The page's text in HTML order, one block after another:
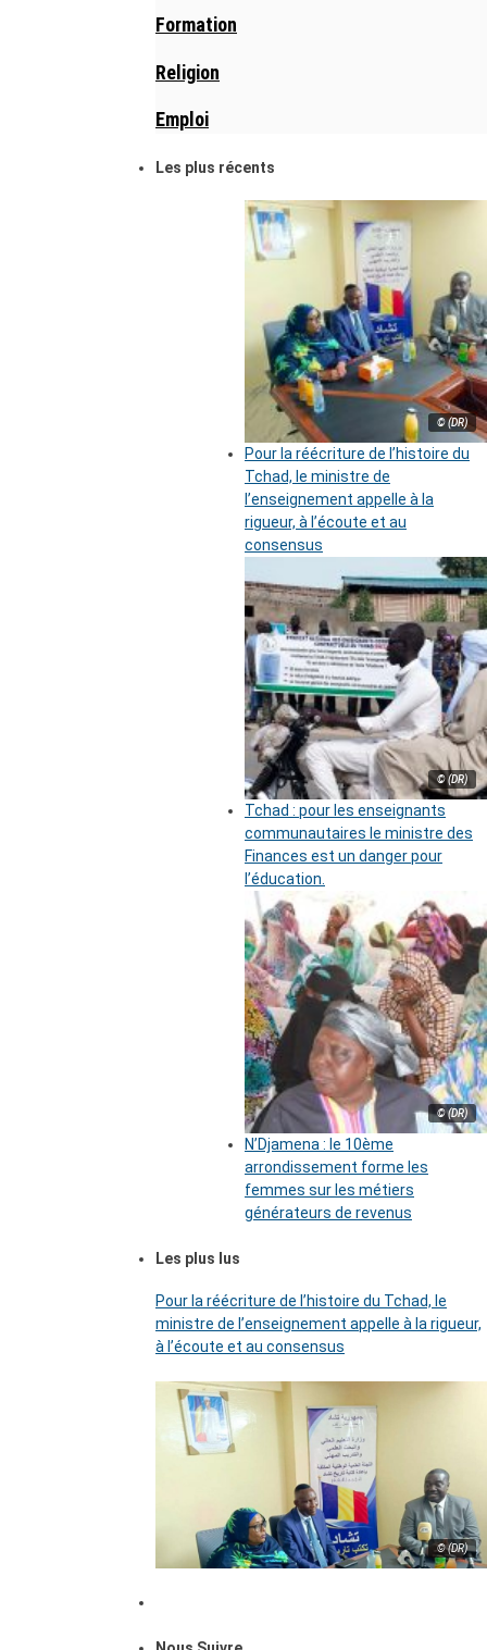
Formation
Religion
Emploi
Les plus récents
© (DR)
Pour la réécriture de l’histoire du
Tchad, le ministre de
l’enseignement appelle à la
rigueur, à l’écoute et au
consensus
© (DR)
Tchad : pour les enseignants
communautaires le ministre des
Finances est un danger pour
l’éducation.
© (DR)
N’Djamena : le 10ème
arrondissement forme les
femmes sur les métiers
générateurs de revenus
Les plus lus
Pour la réécriture de l’histoire du Tchad, le
ministre de l’enseignement appelle à la rigueur,
à l’écoute et au consensus
© (DR)